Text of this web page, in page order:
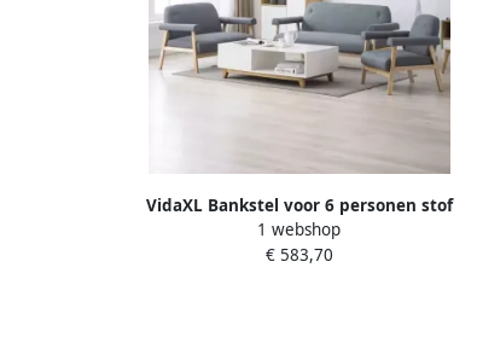
VidaXL Bankstel voor 6 personen stof
lichtgrijs 3-delig
1 webshop
€ 583,70